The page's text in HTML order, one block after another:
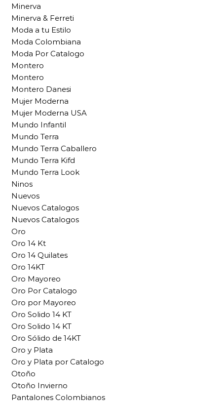
Minerva
Minerva & Ferreti
Moda a tu Estilo
Moda Colombiana
Moda Por Catalogo
Montero
Montero
Montero Danesi
Mujer Moderna
Mujer Moderna USA
Mundo Infantil
Mundo Terra
Mundo Terra Caballero
Mundo Terra Kifd
Mundo Terra Look
Ninos
Nuevos
Nuevos Catalogos
Nuevos Catalogos
Oro
Oro 14 Kt
Oro 14 Quilates
Oro 14KT
Oro Mayoreo
Oro Por Catalogo
Oro por Mayoreo
Oro Solido 14 KT
Oro Solido 14 KT
Oro Sólido de 14KT
Oro y Plata
Oro y Plata por Catalogo
Otoño
Otoño Invierno
Pantalones Colombianos